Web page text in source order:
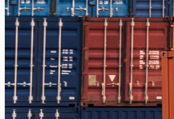
Makassar – Manokwari
Makassar – Merauke
Makassar – Nabire
Makassar – Papua
Makassar – Serui
Balikpapan
Balikpapan – Makassar
Balikpapan – Papua
Balikpapan – Ternate
Balikpapan – Kendari